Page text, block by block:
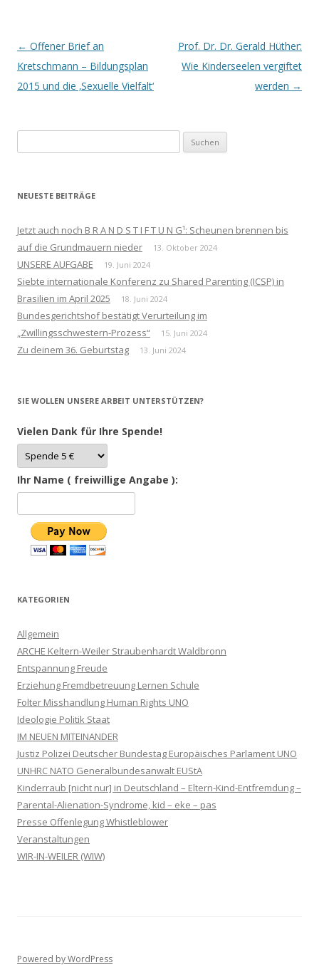
Beitrags-
Navigation
← Offener Brief an
Kretschmann – Bildungsplan
2015 und die ‚Sexuelle Vielfalt‘
Prof. Dr. Dr. Gerald Hüther:
Wie Kinderseelen vergiftet
werden →
nach:
NEUESTE BEITRÄGE
Jetzt auch noch B R A N D S T I F T U N G¹: Scheunen brennen bis
auf die Grundmauern nieder
13. Oktober 2024
UNSERE AUFGABE 19. Juni 2024
Siebte internationale Konferenz zu Shared Parenting (ICSP) in
Brasilien im April 2025
18. Juni 2024
Bundesgerichtshof bestätigt Verurteilung im
„Zwillingsschwestern-Prozess“
15. Juni 2024
Zu deinem 36. Geburtstag 13. Juni 2024
SIE WOLLEN UNSERE ARBEIT UNTERSTÜTZEN?
Vielen Dank für Ihre Spende!
Ihr Name ( freiwillige Angabe ):
KATEGORIEN
Allgemein
ARCHE Keltern-Weiler Straubenhardt Waldbronn
Entspannung Freude
Erziehung Fremdbetreuung Lernen Schule
Folter Misshandlung Human Rights UNO
Ideologie Politik Staat
IM NEUEN MITEINANDER
Justiz Polizei Deutscher Bundestag Europäisches Parlament UNO
UNHRC NATO Generalbundesanwalt EUStA
Kinderraub [nicht nur] in Deutschland – Eltern-Kind-Entfremdung –
Parental-Alienation-Syndrome, kid – eke – pas
Presse Offenlegung Whistleblower
Veranstaltungen
WIR-IN-WEILER (WIW)
Powered by WordPress